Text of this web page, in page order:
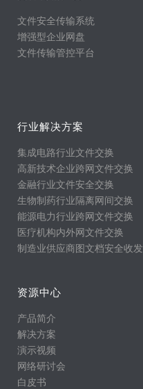
文件安全传输系统
增强型企业网盘
文件传输管控平台
行业解决方案
集成电路行业文件交换
高新技术企业跨网文件交换
金融行业文件安全交换
生物制药行业隔离网间交换
能源电力行业跨网文件交换
医疗机构内外网文件交换
制造业供应商图文档安全收发
资源中心
产品简介
解决方案
演示视频
网络研讨会
白皮书